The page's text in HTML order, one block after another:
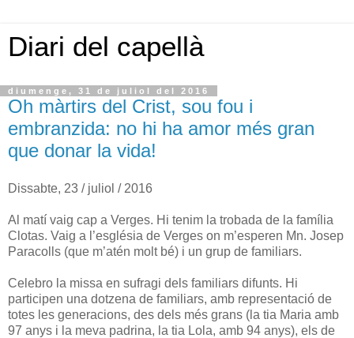
Diari del capellà
diumenge, 31 de juliol del 2016
Oh màrtirs del Crist, sou fou i
embranzida: no hi ha amor més gran
que donar la vida!
Dissabte, 23 / juliol / 2016
Al matí vaig cap a Verges. Hi tenim la trobada de la família
Clotas. Vaig a l’església de Verges on m’esperen Mn. Josep
Paracolls (que m’atén molt bé) i un grup de familiars.
Celebro la missa en sufragi dels familiars difunts. Hi
participen una dotzena de familiars, amb representació de
totes les generacions, des dels més grans (la tia Maria amb
97 anys i la meva padrina, la tia Lola, amb 94 anys), els de